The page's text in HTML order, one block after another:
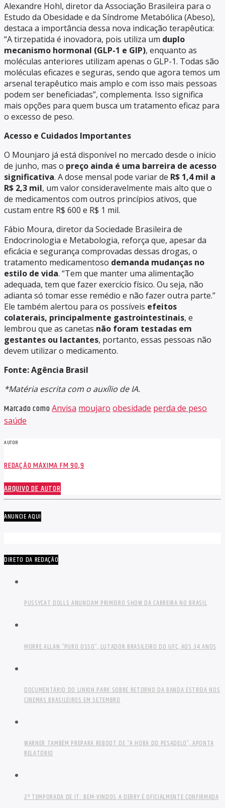
Alexandre Hohl, diretor da Associação Brasileira para o
Estudo da Obesidade e da Síndrome Metabólica (Abeso),
destaca a importância dessa nova indicação terapêutica:
“A tirzepatida é inovadora, pois utiliza um duplo
mecanismo hormonal (GLP-1 e GIP), enquanto as
moléculas anteriores utilizam apenas o GLP-1. Todas são
moléculas eficazes e seguras, sendo que agora temos um
arsenal terapêutico mais amplo e com isso mais pessoas
podem ser beneficiadas”, complementa. Isso significa
mais opções para quem busca um tratamento eficaz para
o excesso de peso.
Acesso e Cuidados Importantes
O Mounjaro já está disponível no mercado desde o início
de junho, mas o preço ainda é uma barreira de acesso
significativa. A dose mensal pode variar de R$ 1,4 mil a
R$ 2,3 mil, um valor consideravelmente mais alto que o
de medicamentos com outros princípios ativos, que
custam entre R$ 600 e R$ 1 mil.
Fábio Moura, diretor da Sociedade Brasileira de
Endocrinologia e Metabologia, reforça que, apesar da
eficácia e segurança comprovadas dessas drogas, o
tratamento medicamentoso demanda mudanças no
estilo de vida. “Tem que manter uma alimentação
adequada, tem que fazer exercício físico. Ou seja, não
adianta só tomar esse remédio e não fazer outra parte.”
Ele também alertou para os possíveis efeitos
colaterais, principalmente gastrointestinais, e
lembrou que as canetas não foram testadas em
gestantes ou lactantes, portanto, essas pessoas não
devem utilizar o medicamento.
Fonte: Agência Brasil
*Matéria escrita com o auxílio de IA.
Marcado comoAnvisa moujaro obesidade perda de peso
saúde
AUTOR
REDAÇÃO MÁXIMA FM 90,9
ARQUIVO DE AUTOR
ANUNCIE AQUI
DIRETO DA REDAÇÃO
PUSSYCAT DOLLS ANUNCIAM PRIMEIRO SHOW DA CARREIRA NO BRASIL
MORRE ALLAN “PURO OSSO”, LUTADOR BRASILEIRO DO UFC, AOS 34 ANOS
DOCUMENTÁRIO DO LINKIN PARK SOBRE RETORNO DA BANDA ESTREIA NOS
CINEMAS BRASILEIROS EM SETEMBRO
WARNER TAMBÉM PREPARA REBOOT DE “A HORA DO PESADELO”, APONTA
RELATÓRIO
2ª TEMPORADA DE IT: BEM-VINDOS A DERRY É OFICIALMENTE CONFIRMADA